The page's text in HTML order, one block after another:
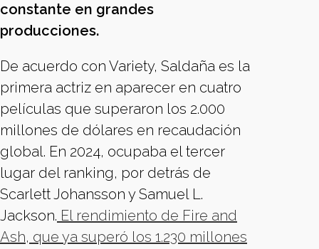
constante en grandes
producciones.
De acuerdo con Variety, Saldaña es la
primera actriz en aparecer en cuatro
películas que superaron los 2.000
millones de dólares en recaudación
global. En 2024, ocupaba el tercer
lugar del ranking, por detrás de
Scarlett Johansson y Samuel L.
Jackson. El rendimiento de Fire and
Ash, que ya superó los 1.230 millones